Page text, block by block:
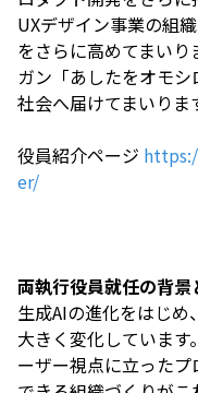
UXデザイン事業の組
をさらに高めてまい
ガン「あしたをオモ
社会へ届けてまいりま
役員紹介ページ
er/
両執行役員就任の背景
生成AIの進化をはじ
大きく変化していま
ーザー視点に立った